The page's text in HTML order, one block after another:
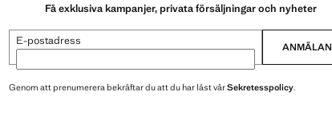
Få exklusiva kampanjer, privata försäljningar och nyheter
E-postadress ANMÄLAN
Genom att prenumerera bekräftar du att du har läst vårSekretesspolicy.